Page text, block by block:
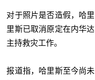
对于照片是否造假，哈
里斯已取消原定在内华
主持救灾工作。
报道指，哈里斯至今尚